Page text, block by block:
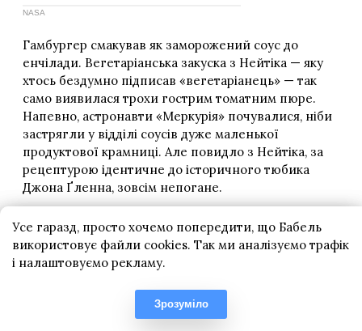
Усе гаразд, просто хочемо попередити, що Бабель
використовує файли cookies. Так ми аналізуємо трафік
і налаштовуємо рекламу.
Зрозуміло